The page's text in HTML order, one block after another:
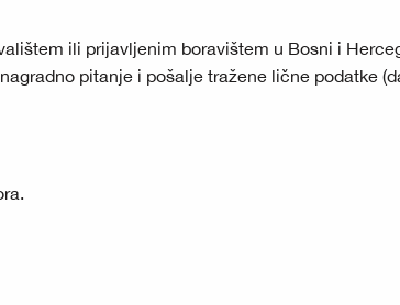
ili prijavljenim boravištem u Bosni i
pitanje i pošalje tražene lične podatke